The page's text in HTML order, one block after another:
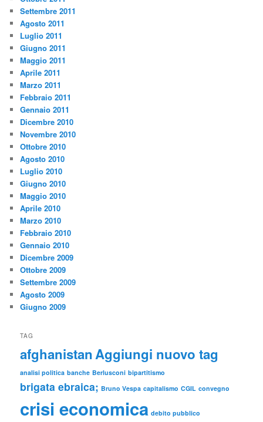
Settembre 2011
Agosto 2011
Luglio 2011
Giugno 2011
Maggio 2011
Aprile 2011
Marzo 2011
Febbraio 2011
Gennaio 2011
Dicembre 2010
Novembre 2010
Ottobre 2010
Agosto 2010
Luglio 2010
Giugno 2010
Maggio 2010
Aprile 2010
Marzo 2010
Febbraio 2010
Gennaio 2010
Dicembre 2009
Ottobre 2009
Settembre 2009
Agosto 2009
Giugno 2009
TAG
afghanistanAggiungi nuovo tag
analisi politica banche Berlusconi bipartitismo
brigata ebraica; Bruno Vespa capitalismo CGIL convegno
crisi economica debito pubblico